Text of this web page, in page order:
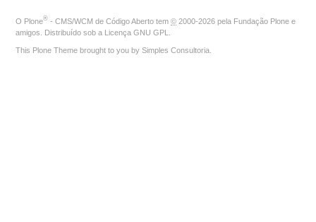
O Plone® - CMS/WCM de Código Aberto tem © 2000-2026 pela Fundação Plone e
amigos. Distribuído sob a Licença GNU GPL
This Plone Theme brought to you by Simples Consultoria